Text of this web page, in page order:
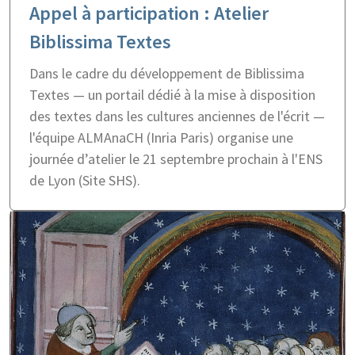
Appel à participation : Atelier
Biblissima Textes
Dans le cadre du développement de Biblissima
Textes — un portail dédié à la mise à disposition
des textes dans les cultures anciennes de l'écrit —
l'équipe ALMAnaCH (Inria Paris) organise une
journée d’atelier le 21 septembre prochain à l'ENS
de Lyon (Site SHS).